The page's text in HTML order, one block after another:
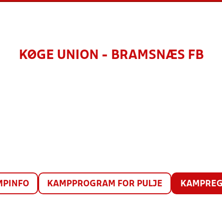
KØGE UNION - BRAMSNÆS FB
KAMPPROGRAM FOR PULJE